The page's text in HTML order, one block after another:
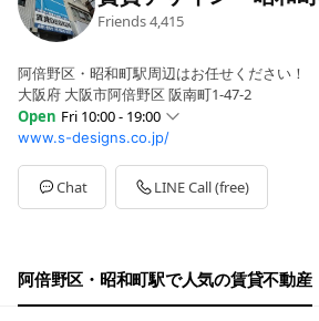
Friends4,415
阿倍野区・昭和町駅周辺はお任せください！
大阪府 大阪市阿倍野区 阪南町1-47-2
Open Fri 10:00 - 19:00
Sun10:00 - 19:00
Mon10:00 - 19:00
Tue10:00 - 19:00
Wed10:00 - 19:00
Sat10:00 - 19:00
www.s-designs.co.jp/
Chat LINE Call (free)
阿倍野区・昭和町駅で人気の賃貸不動産